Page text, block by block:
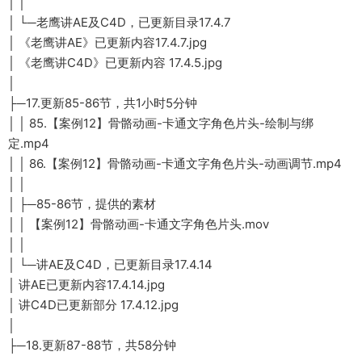
│ └─老鹰讲AE及C4D，已更新目录17.4.7
│ 《老鹰讲AE》已更新内容17.4.7.jpg
│ 《老鹰讲C4D》已更新内容 17.4.5.jpg
├─17.更新85-86节，共1小时5分钟
│ │ 85.【案例12】骨骼动画-卡通文字角色片头-绘制与绑
定.mp4
│ │ 86.【案例12】骨骼动画-卡通文字角色片头-动画调节.mp4
│ ├─85-86节，提供的素材
│ │ 【案例12】骨骼动画-卡通文字角色片头.mov
│ └─讲AE及C4D，已更新目录17.4.14
│ 讲AE已更新内容17.4.14.jpg
│ 讲C4D已更新部分 17.4.12.jpg
├─18.更新87-88节，共58分钟